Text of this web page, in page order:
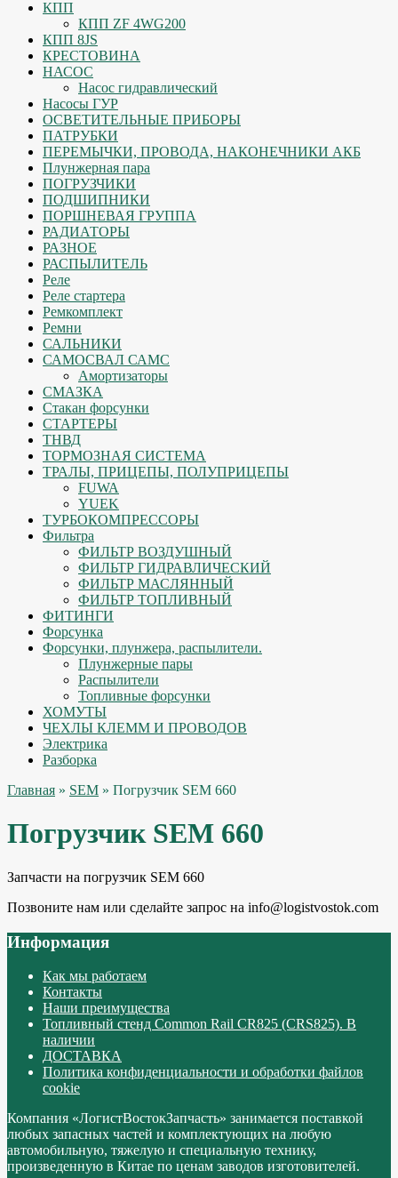
КПП
КПП ZF 4WG200
КПП 8JS
КРЕСТОВИНА
НАСОС
Насос гидравлический
Насосы ГУР
ОСВЕТИТЕЛЬНЫЕ ПРИБОРЫ
ПАТРУБКИ
ПЕРЕМЫЧКИ, ПРОВОДА, НАКОНЕЧНИКИ АКБ
Плунжерная пара
ПОГРУЗЧИКИ
ПОДШИПНИКИ
ПОРШНЕВАЯ ГРУППА
РАДИАТОРЫ
РАЗНОЕ
РАСПЫЛИТЕЛЬ
Реле
Реле стартера
Ремкомплект
Ремни
САЛЬНИКИ
САМОСВАЛ САМС
Амортизаторы
СМАЗКА
Стакан форсунки
СТАРТЕРЫ
ТНВД
ТОРМОЗНАЯ СИСТЕМА
ТРАЛЫ, ПРИЦЕПЫ, ПОЛУПРИЦЕПЫ
FUWA
YUEK
ТУРБОКОМПРЕССОРЫ
Фильтра
ФИЛЬТР ВОЗДУШНЫЙ
ФИЛЬТР ГИДРАВЛИЧЕСКИЙ
ФИЛЬТР МАСЛЯННЫЙ
ФИЛЬТР ТОПЛИВНЫЙ
ФИТИНГИ
Форсунка
Форсунки, плунжера, распылители.
Плунжерные пары
Распылители
Топливные форсунки
ХОМУТЫ
ЧЕХЛЫ КЛЕММ И ПРОВОДОВ
Электрика
Разборка
Главная » SEM » Погрузчик SEM 660
Погрузчик SEM 660
Запчасти на погрузчик SEM 660
Позвоните нам или сделайте запрос на info@logistvostok.com
Информация
Как мы работаем
Контакты
Наши преимущества
Топливный стенд Common Rail CR825 (CRS825). В
наличии
ДОСТАВКА
Политика конфиденциальности и обработки файлов
cookie
Компания «ЛогистВостокЗапчасть» занимается поставкой
любых запасных частей и комплектующих на любую
автомобильную, тяжелую и специальную технику,
произведенную в Китае по ценам заводов изготовителей.